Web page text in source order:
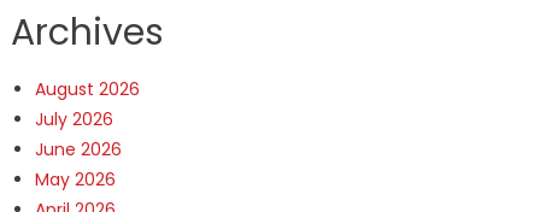
Archives
August 2026
July 2026
June 2026
May 2026